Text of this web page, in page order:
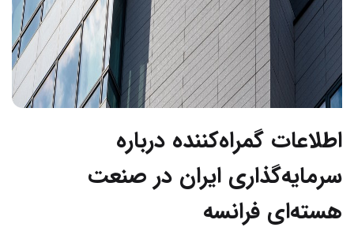
اطلاعات گمراه‌کننده درباره
سرمایه‌گذاری ایران در صنعت
هسته‌ای فرانسه